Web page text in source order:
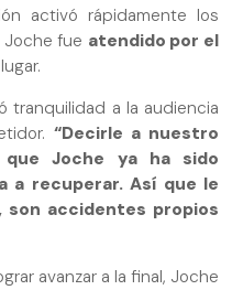
activó rápidamente los
fue atendido por el
tranquilidad a la audiencia
“Decirle a nuestro
Joche ya ha sido
a recuperar. Así que le
son accidentes propios
avanzar a la final, Joche